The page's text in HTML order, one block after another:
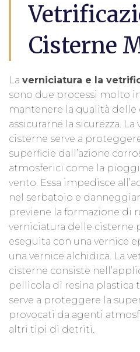
Cisterne
La verniciatura e la
sono due processi molto
mantenere la qualità delle
assicurarne la sicurezza.
cisterne serve a
superficie dall’azione
atmosferici come la
vento. Essa impedisce
nel serbatoio e
previene la formazione di
verniciatura delle cisterne
eseguita con una vernice
una vernice alchidica. La
cisterne consiste
pellicola di resina plastica
serve a proteggere la
provocati da agenti
altri tipi di detriti.